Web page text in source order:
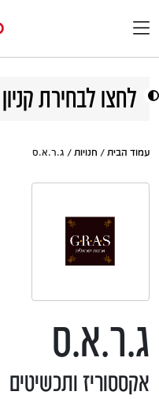
לחצו לבחירת קניון
עמוד הבית / חנויות / ג.ר.א.ס
ג.ר.א.ס
אקססוריז ותכשיטים